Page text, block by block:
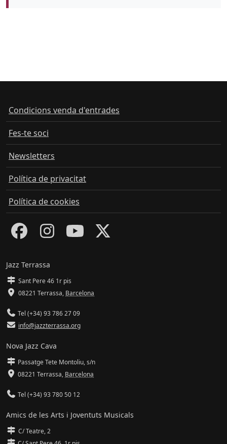
Condicions venda d'entrades
Fes-te soci
Newsletters
Política de privacitat
Política de cookies
Jazz Terrassa
Sant Pere 46 1r pis
08221 Terrassa, Barcelona
Tel (+34) 93 786 27 09
info@jazzterrassa.org
Nova Jazz Cava
Passatge Tete Montoliu, s/n
08221 Terrassa, Barcelona
Tel (+34) 93 780 50 12
Amics de les Arts i Joventuts Musicals
C/ Teatre, 2